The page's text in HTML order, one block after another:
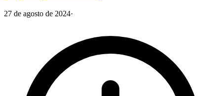
27 de agosto de 2024·